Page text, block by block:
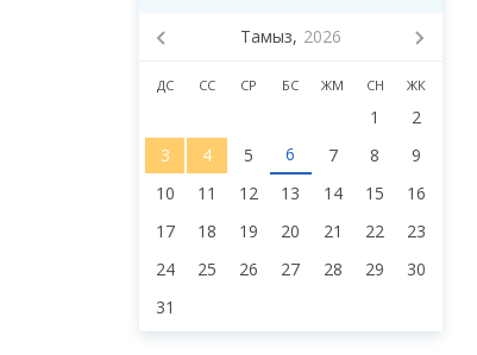
Тамыз, 2026
ДС СС СР БС ЖМ СН ЖК
1
2
3
4 5 6 7 8
9
10
11 12 13 14 15
16
17
18 19 20 21 22
23
24
25 26 27 28 29
30
31